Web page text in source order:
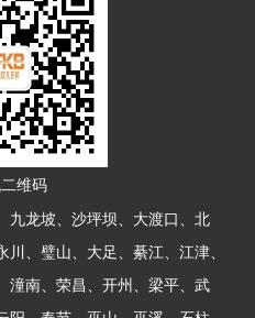
维码
九龙坡、沙坪坝、大渡口、北
、璧山、大足、綦江、江津、
潼南、荣昌、开州、梁平、武